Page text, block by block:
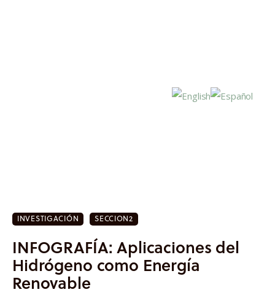
Investigación
Proyectos
Informes
INVESTIGACIÓN SECCION2
INFOGRAFÍA: Aplicaciones del
Hidrógeno como Energía
Renovable